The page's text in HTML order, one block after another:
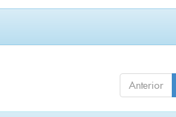
Anterior